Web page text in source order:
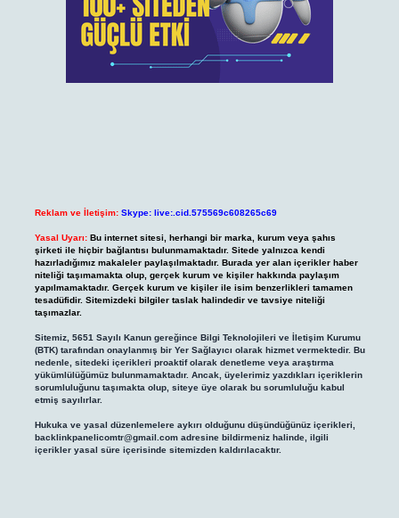
Reklam ve İletişim: Skype: live:.cid.575569c608265c69
Yasal Uyarı: Bu internet sitesi, herhangi bir marka, kurum veya şahıs
şirketi ile hiçbir bağlantısı bulunmamaktadır. Sitede yalnızca kendi
hazırladığımız makaleler paylaşılmaktadır. Burada yer alan içerikler haber
niteliği taşımamakta olup, gerçek kurum ve kişiler hakkında paylaşım
yapılmamaktadır. Gerçek kurum ve kişiler ile isim benzerlikleri tamamen
tesadüfidir. Sitemizdeki bilgiler taslak halindedir ve tavsiye niteliği
taşımazlar.
Sitemiz, 5651 Sayılı Kanun gereğince Bilgi Teknolojileri ve İletişim Kurumu
(BTK) tarafından onaylanmış bir Yer Sağlayıcı olarak hizmet vermektedir. Bu
nedenle, sitedeki içerikleri proaktif olarak denetleme veya araştırma
yükümlülüğümüz bulunmamaktadır. Ancak, üyelerimiz yazdıkları içeriklerin
sorumluluğunu taşımakta olup, siteye üye olarak bu sorumluluğu kabul
etmiş sayılırlar.
Hukuka ve yasal düzenlemelere aykırı olduğunu düşündüğünüz içerikleri,
backlinkpanelicomtr@gmail.comadresine bildirmeniz halinde, ilgili
içerikler yasal süre içerisinde sitemizden kaldırılacaktır.